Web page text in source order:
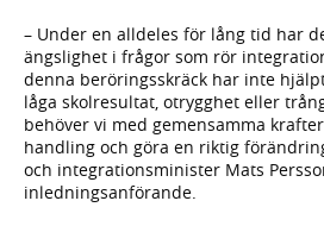
– Under en alldeles för lång tid har
ängslighet i frågor som rör
denna beröringsskräck har inte
låga skolresultat, otrygghet eller
behöver vi med gemensamma
handling och göra en riktig
och integrationsminister Mats
inledningsanförande.